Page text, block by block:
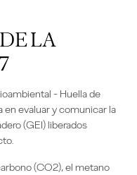
LA
- Huella de
en evaluar y comunicar la
(GEI) liberados
(CO2), el metano